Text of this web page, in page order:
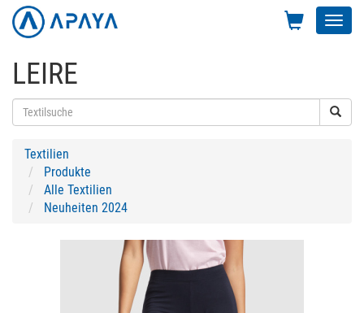
LEIRE
Textilien
Produkte
Alle Textilien
Neuheiten 2024
Previous